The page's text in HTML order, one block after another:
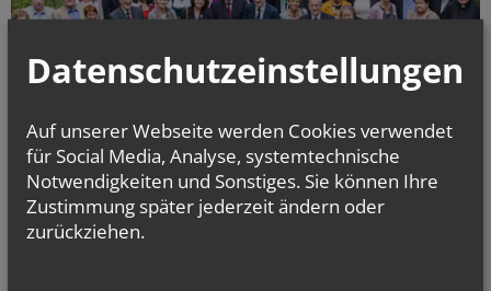
In diesem Jahr erneuerten 20 Paare, die vor 15 bis 65 Jahren ihre Ehe
geschlossen haben, ihren Ehebund in der Pfarre St. Leopold (Wien II.).
Neben diesem öffentlichen Bekenntnis zur ehelichen Treue ist diese
Feier nicht zuletzt auch eine Ermutigung für die junge Generation."
Datenschutzeinstellungen
Auf unserer Webseite werden Cookies verwendet
für Social Media, Analyse, systemtechnische
Notwendigkeiten und Sonstiges. Sie können Ihre
Zustimmung später jederzeit ändern oder
zurückziehen.